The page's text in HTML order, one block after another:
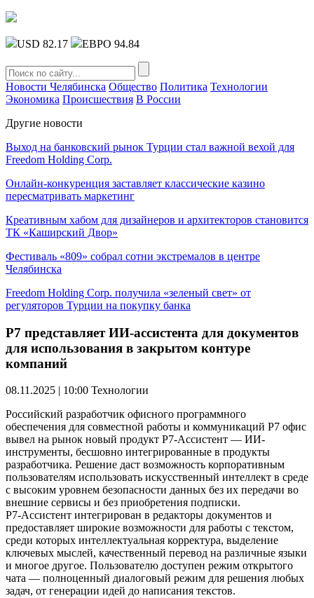
USD 82.17 ЕВРО 94.84
Новости Челябинска Общество Политика Технологии
Экономика Происшествия В России
Другие новости
Выход на банковский рынок Турции стал важной вехой для
Freedom Holding Corp.
Онлайн-конкуренция заставляет классические казино
пересматривать маркетинг
Креативным хабом для дизайнеров и архитекторов становится
ТК «Каширский Двор»
Фестиваль «809» собрал сотни экстремалов в центре
Челябинска
Freedom Holding Corp. получила «зеленый свет» от
регуляторов Турции на покупку банка
Р7 представляет ИИ-ассистента для документов
для использования в закрытом контуре
компаний
08.11.2025 | 10:00 Технологии
Российский разработчик офисного программного
обеспечения для совместной работы и коммуникаций Р7 офис
вывел на рынок новый продукт Р7-Ассистент — ИИ-
инструменты, бесшовно интегрированные в продукты
разработчика. Решение даст возможность корпоративным
пользователям использовать искусственный интеллект в среде
с высоким уровнем безопасности данных без их передачи во
внешние сервисы и без приобретения подписки.
Р7-Ассистент интегрирован в редакторы документов и
предоставляет широкие возможности для работы с текстом,
среди которых интеллектуальная корректура, выделение
ключевых мыслей, качественный перевод на различные языки
и многое другое. Пользователю доступен режим открытого
чата — полноценный диалоговый режим для решения любых
задач, от генерации идей до написания текстов.